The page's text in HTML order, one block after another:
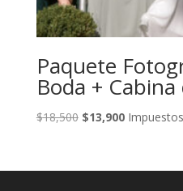
Paquete
Boda +
$18,500 Original
$18,500.
$13,900Current
$13,900.